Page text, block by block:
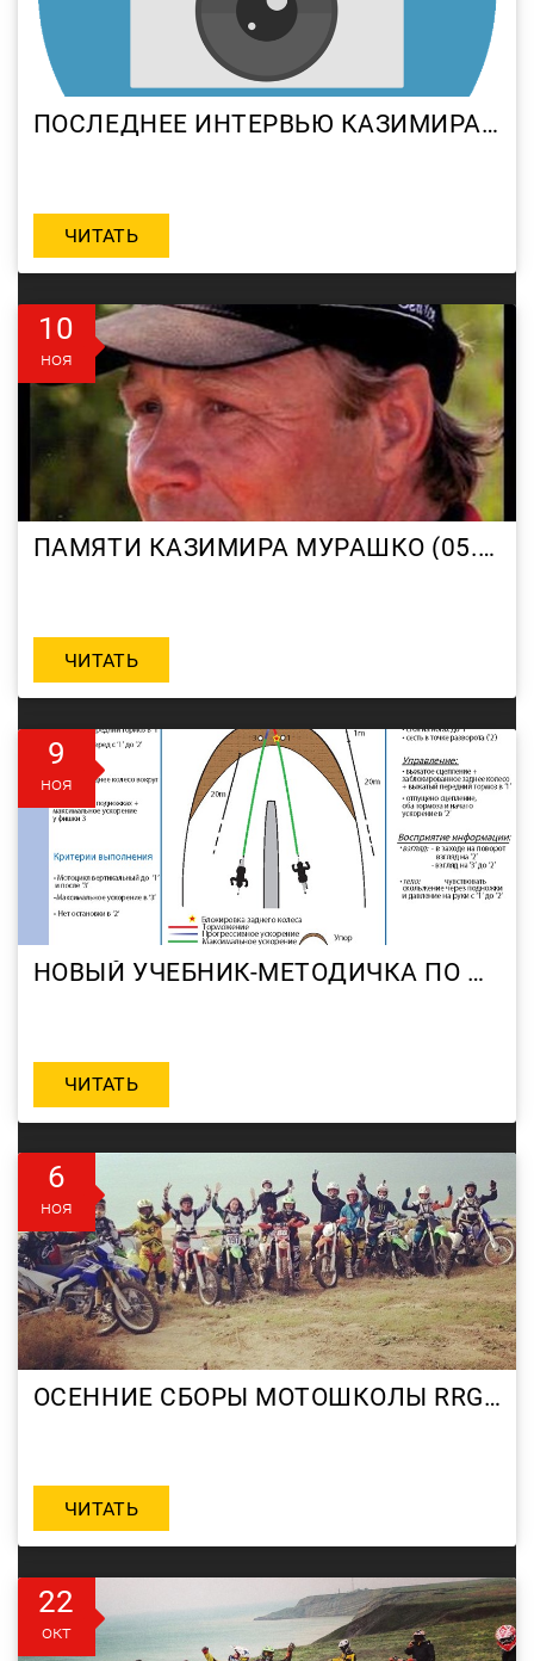
ПОСЛЕДНЕЕ ИНТЕРВЬЮ КАЗИМИРА МУРАШКО. 18.05.2013.
ЧИТАТЬ
10
ноя
ПАМЯТИ КАЗИМИРА МУРАШКО (05.03.1957–10.11.2013)
ЧИТАТЬ
9
ноя
НОВЫЙ УЧЕБНИК-МЕТОДИЧКА ПО МОТОКРОССУ ДЛЯ ТРЕНЕРОВ ОТ FFM!
ЧИТАТЬ
6
ноя
ОСЕННИЕ СБОРЫ МОТОШКОЛЫ RRG В АНАПЕ ПО МОТОКРОССУ
ЧИТАТЬ
22
окт